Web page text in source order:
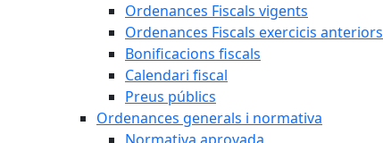
Ordenances Fiscals vigents
Ordenances Fiscals exercicis anteriors
Bonificacions fiscals
Calendari fiscal
Preus públics
Ordenances generals i normativa